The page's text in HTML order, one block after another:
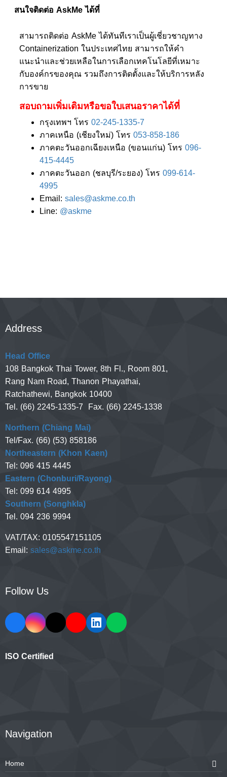
สนใจติดต่อ AskMe ได้ที่
สามารถติดต่อ AskMe ได้ทันทีเราเป็นผู้เชี่ยวชาญทาง
Containerization ในประเทศไทย สามารถให้คำ
แนะนำและช่วยเหลือในการเลือกเทคโนโลยีที่เหมาะ
กับองค์กรของคุณ รวมถึงการติดตั้งและให้บริการหลัง
การขาย
สอบถามเพิ่มเติมหรือขอใบเสนอราคาได้ที่
กรุงเทพฯ โทร 02-245-1335-7
ภาคเหนือ (เชียงใหม่) โทร 053-858-186
ภาคตะวันออกเฉียงเหนือ (ขอนแก่น) โทร 096-
415-4445
ภาคตะวันออก (ชลบุรี/ระยอง) โทร 099-614-
4995
Email: sales@askme.co.th
Line: @askme
Address
Head Office
108 Bangkok Thai Tower, 8th Fl., Room 801,
Rang Nam Road, Thanon Phayathai,
Ratchathewi, Bangkok 10400
Tel. (66) 2245-1335-7 Fax. (66) 2245-1338
Northern (Chiang Mai)
Tel/Fax. (66) (53) 858186
Northeastern (Khon Kaen)
Tel: 096 415 4445
Eastern (Chonburi/Rayong)
Tel: 099 614 4995
Southern (Songhkla)
Tel. 094 236 9994
VAT/TAX: 0105547151105
Email: sales@askme.co.th
Follow Us
ISO Certified
Navigation
Home